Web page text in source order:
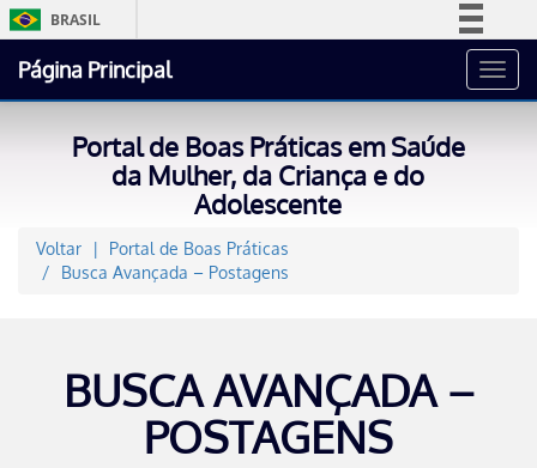
BRASIL
Acesso à informação
Página Principal
Portal de Boas Práticas em Saúde
da Mulher, da Criança e do
Adolescente
Voltar
Portal de Boas Práticas
Busca Avançada – Postagens
BUSCA AVANÇADA –
POSTAGENS